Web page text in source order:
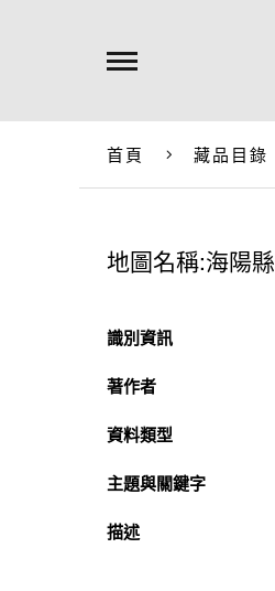
首頁 藏品目錄
地圖名稱:海陽縣
識別資訊
著作者
資料類型
主題與關鍵字
描述